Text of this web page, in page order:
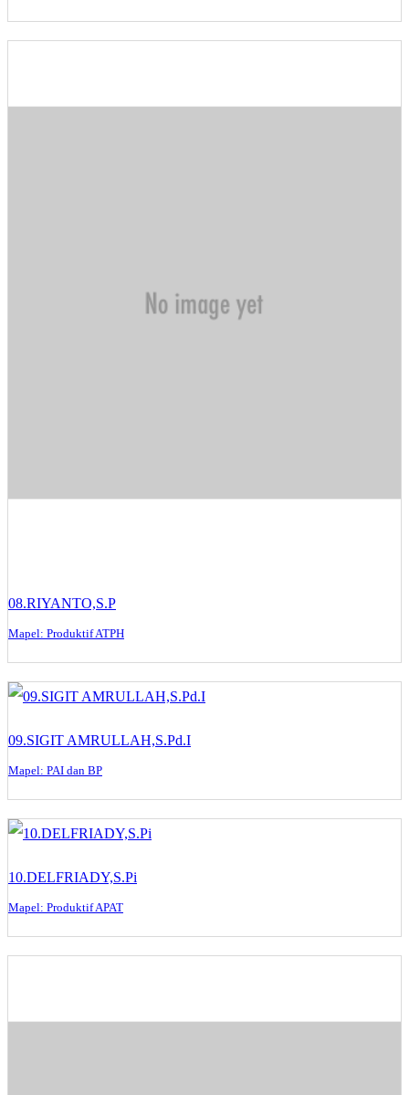
08.RIYANTO,S.P
Mapel: Produktif ATPH
09.SIGIT AMRULLAH,S.Pd.I
Mapel: PAI dan BP
10.DELFRIADY,S.Pi
Mapel: Produktif APAT